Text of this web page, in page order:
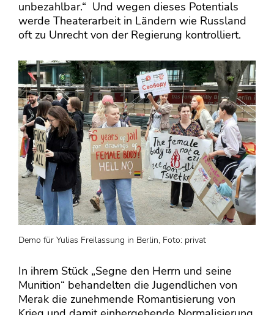
unbezahlbar.“ Und wegen dieses Potentials
werde Theaterarbeit in Ländern wie Russland
oft zu Unrecht von der Regierung kontrolliert.
Demo für Yulias Freilassung in Berlin, Foto: privat
In ihrem Stück „Segne den Herrn und seine
Munition“ behandelten die Jugendlichen von
Merak die zunehmende Romantisierung von